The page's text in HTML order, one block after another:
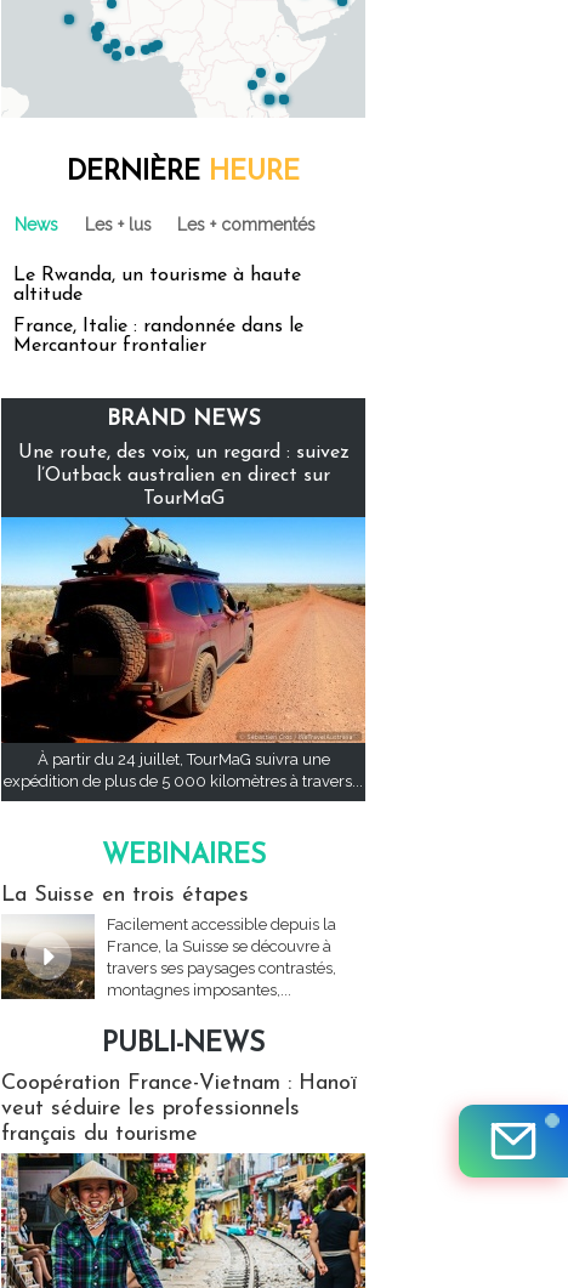
DERNIÈRE HEURE
News Les + lus Les + commentés
Le Rwanda, un tourisme à haute
altitude
France, Italie : randonnée dans le
Mercantour frontalier
BRAND NEWS
Une route, des voix, un regard : suivez
l’Outback australien en direct sur
TourMaG
À partir du 24 juillet, TourMaG suivra une
expédition de plus de 5 000 kilomètres à travers...
WEBINAIRES
La Suisse en trois étapes
Facilement accessible depuis la
France, la Suisse se découvre à
travers ses paysages contrastés,
montagnes imposantes,...
PUBLI-NEWS
Coopération France-Vietnam : Hanoï
veut séduire les professionnels
français du tourisme